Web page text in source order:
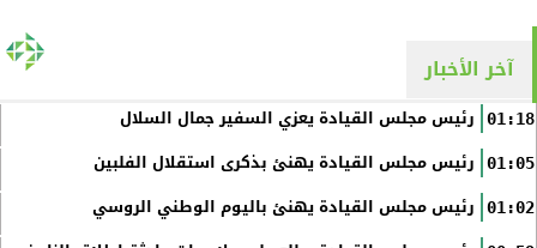
آخر الأخبار
01:18 رئيس مجلس القيادة يعزي السفير جمال السلال
01:05 رئيس مجلس القيادة يهنئ بذكرى استقلال الفلبين
01:02 رئيس مجلس القيادة يهنئ باليوم الوطني الروسي